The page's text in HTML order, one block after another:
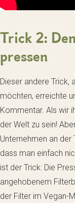
Trick 2:
pressen
Dieser andere Trick,
möchten, erreichte
Kommentar. Als wir
der Welt zu sein!
Unternehmen an
dass man einfach
ist der Trick: Die
angehobenem
der Filter im Vegan-